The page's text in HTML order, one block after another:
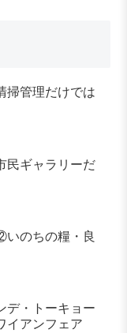
掃管理だけでは
民ギャラリーだ
のちの糧・良
デ・トーキョー
アンフェア